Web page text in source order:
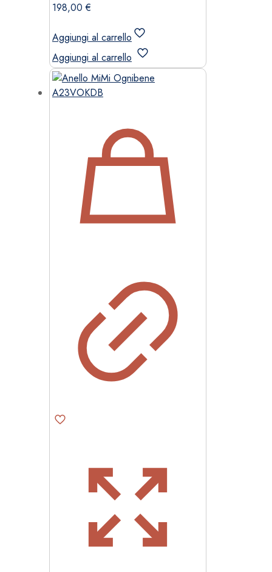
198,00€
Aggiungi al carrello
Aggiungi al carrello